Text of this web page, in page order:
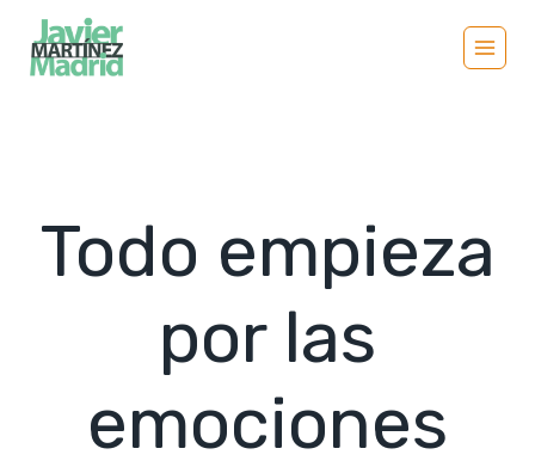
Saltar
Todo empieza
por las
emociones